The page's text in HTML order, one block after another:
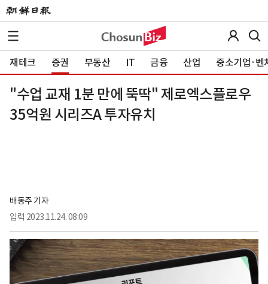
재테크 증권 부동산 IT 금융 산업 중소기업·벤
"수업 교재 1분 만에 뚝딱" 제로엑스플로우
35억원 시리즈A 투자유치
배동주 기자
입력 2023.11.24. 08:09